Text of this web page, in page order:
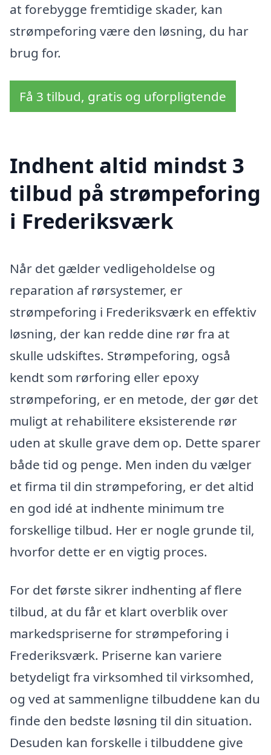
at forebygge fremtidige skader, kan
strømpeforing være den løsning, du har
brug for.
Få 3 tilbud, gratis og uforpligtende
Indhent altid mindst 3
tilbud på strømpeforing
i Frederiksværk
Når det gælder vedligeholdelse og
reparation af rørsystemer, er
strømpeforing i Frederiksværk en effektiv
løsning, der kan redde dine rør fra at
skulle udskiftes. Strømpeforing, også
kendt som rørforing eller epoxy
strømpeforing, er en metode, der gør det
muligt at rehabilitere eksisterende rør
uden at skulle grave dem op. Dette sparer
både tid og penge. Men inden du vælger
et firma til din strømpeforing, er det altid
en god idé at indhente minimum tre
forskellige tilbud. Her er nogle grunde til,
hvorfor dette er en vigtig proces.
For det første sikrer indhenting af flere
tilbud, at du får et klart overblik over
markedspriserne for strømpeforing i
Frederiksværk. Priserne kan variere
betydeligt fra virksomhed til virksomhed,
og ved at sammenligne tilbuddene kan du
finde den bedste løsning til din situation.
Desuden kan forskelle i tilbuddene give